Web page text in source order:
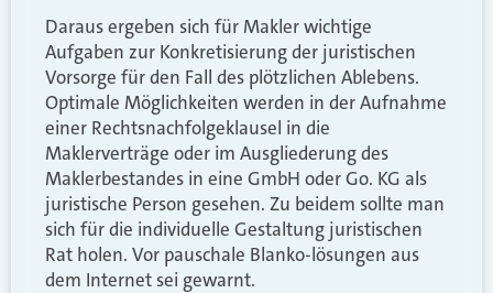
Daraus ergeben sich für Makler wichtige
Aufgaben zur Konkretisierung der juristischen
Vorsorge für den Fall des plötzlichen Ablebens.
Optimale Möglichkeiten werden in der Aufnahme
einer Rechtsnachfolgeklausel in die
Maklerverträge oder im Ausgliederung des
Maklerbestandes in eine GmbH oder Go. KG als
juristische Person gesehen. Zu beidem sollte man
sich für die individuelle Gestaltung juristischen
Rat holen. Vor pauschale Blanko-lösungen aus
dem Internet sei gewarnt.